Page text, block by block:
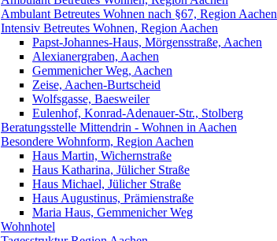
Ambulant Betreutes Wohnen nach §67, Region Aachen
Intensiv Betreutes Wohnen, Region Aachen
Papst-Johannes-Haus, Mörgensstraße, Aachen
Alexianergraben, Aachen
Gemmenicher Weg, Aachen
Zeise, Aachen-Burtscheid
Wolfsgasse, Baesweiler
Eulenhof, Konrad-Adenauer-Str., Stolberg
Beratungsstelle Mittendrin - Wohnen in Aachen
Besondere Wohnform, Region Aachen
Haus Martin, Wichernstraße
Haus Katharina, Jülicher Straße
Haus Michael, Jülicher Straße
Haus Augustinus, Prämienstraße
Maria Haus, Gemmenicher Weg
Wohnhotel